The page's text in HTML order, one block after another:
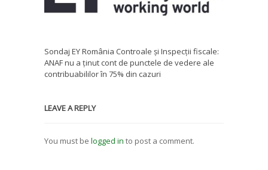
Sondaj EY România Controale și Inspecții fiscale:
ANAF nu a ținut cont de punctele de vedere ale
contribuabililor în 75% din cazuri
LEAVE A REPLY
You must be logged in to post a comment.